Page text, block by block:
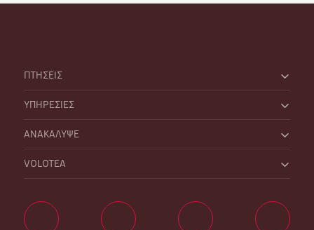
ΠΤΗΣΕΙΣ
ΥΠΗΡΕΣΙΕΣ
ΑΝΑΚΑΛΥΨΕ
VOLOTEA